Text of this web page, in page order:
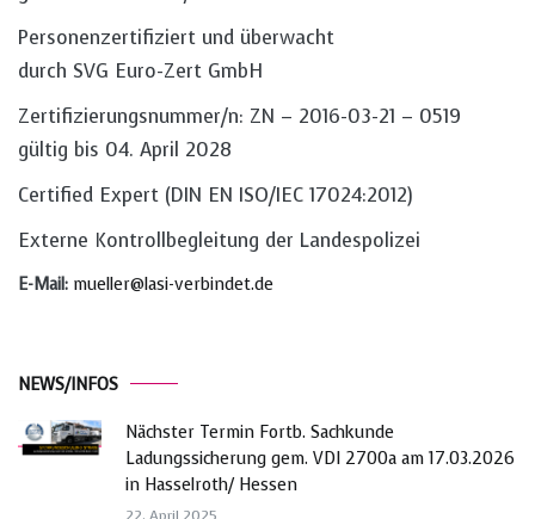
Personenzertifiziert und überwacht
durch SVG Euro-Zert GmbH
Zertifizierungsnummer/n: ZN – 2016-03-21 – 0519
gültig bis 04. April 2028
Certified Expert (DIN EN ISO/IEC 17024:2012)
Externe Kontrollbegleitung der Landespolizei
E-Mail: mueller@lasi-verbindet.de
NEWS/INFOS
Nächster Termin Fortb. Sachkunde
Ladungssicherung gem. VDI 2700a am 17.03.2026
in Hasselroth/ Hessen
22. April 2025